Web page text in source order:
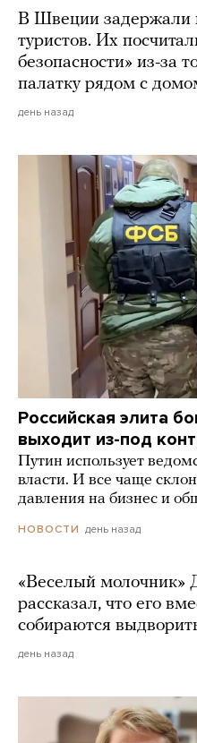
В Швеции задержали
туристов. Их
безопасности» из-за
палатку рядом с
день назад
Российская элита
выходит из-под
Путин использует
власти. И все чаще
давления на бизнес и
НОВОСТИ день назад
«Веселый молочник»
рассказал, что его
собираются
день назад